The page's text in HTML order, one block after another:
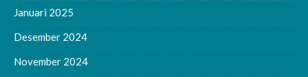
Januari 2025
Desember 2024
November 2024